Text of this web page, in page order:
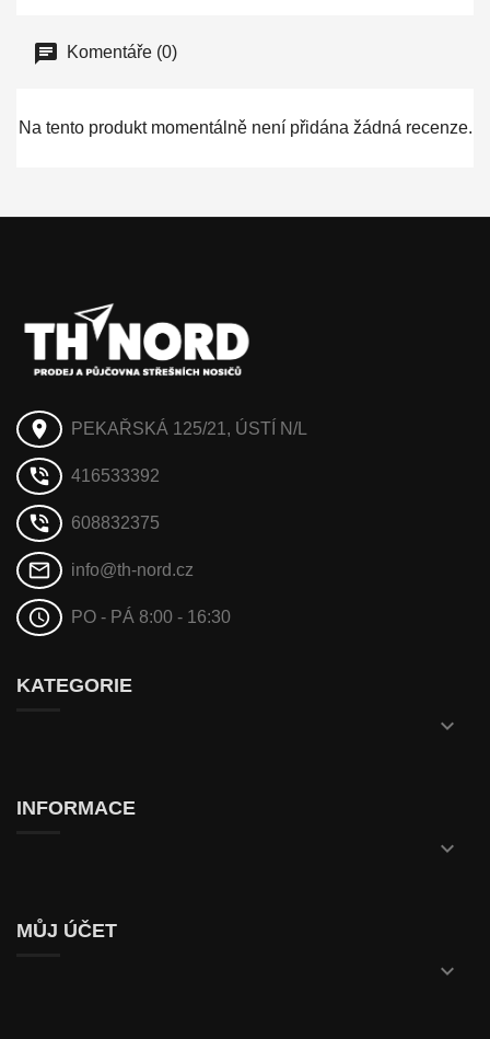
Komentáře (0)
Na tento produkt momentálně není přidána žádná recenze.
place PEKAŘSKÁ 125/21, ÚSTÍ N/L
phone_in_talk 416533392
phone_in_talk 608832375
mail_outline info@th-nord.cz
schedule PO - PÁ 8:00 - 16:30
KATEGORIE

INFORMACE

MŮJ ÚČET
